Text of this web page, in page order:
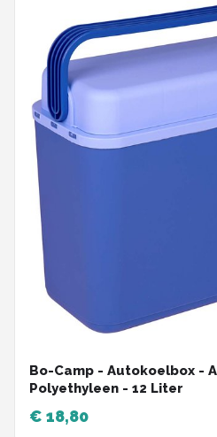
Bo-Camp - Autokoelbox -
Polyethyleen - 12 Liter
€ 18,80